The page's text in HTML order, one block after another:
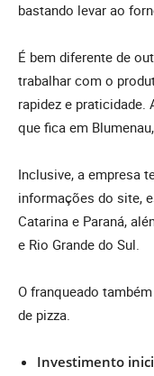
bastando levar ao
É bem diferente de
trabalhar com o
rapidez e praticidade.
que fica em
Inclusive, a empresa
informações do site,
Catarina e Paraná,
e Rio Grande do Sul.
O franqueado
de pizza.
Investimento